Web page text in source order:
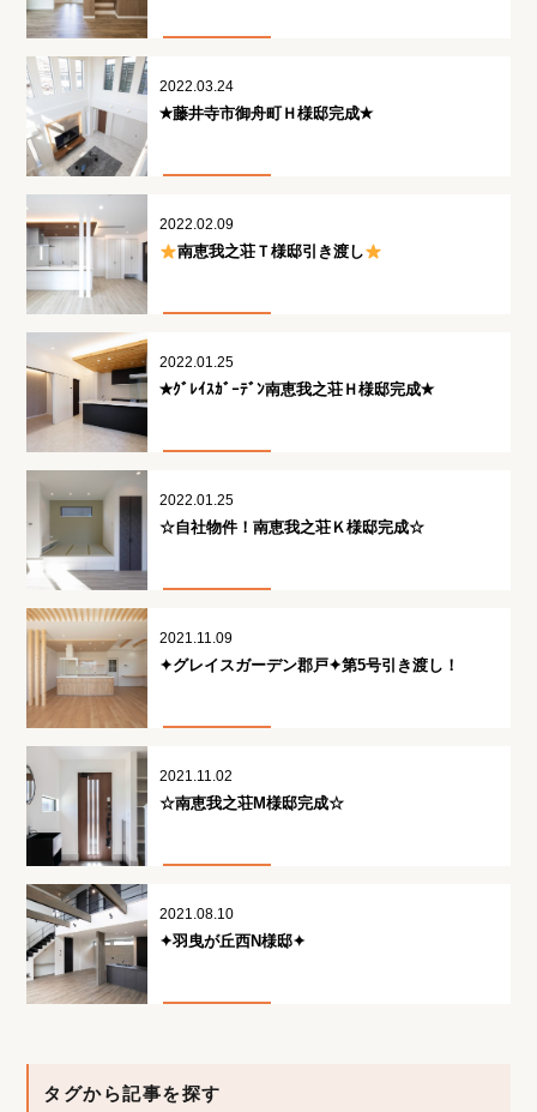
2022.03.24
✭藤井寺市御舟町Ｈ様邸完成✭
2022.02.09
南恵我之荘Ｔ様邸引き渡し
2022.01.25
✭ｸﾞﾚｲｽｶﾞｰﾃﾞﾝ南恵我之荘Ｈ様邸完成✭
2022.01.25
☆自社物件！南恵我之荘Ｋ様邸完成☆
2021.11.09
✦グレイスガーデン郡戸✦第5号引き渡し！
2021.11.02
☆南恵我之荘M様邸完成☆
2021.08.10
✦羽曳が丘西N様邸✦
タグから記事を探す